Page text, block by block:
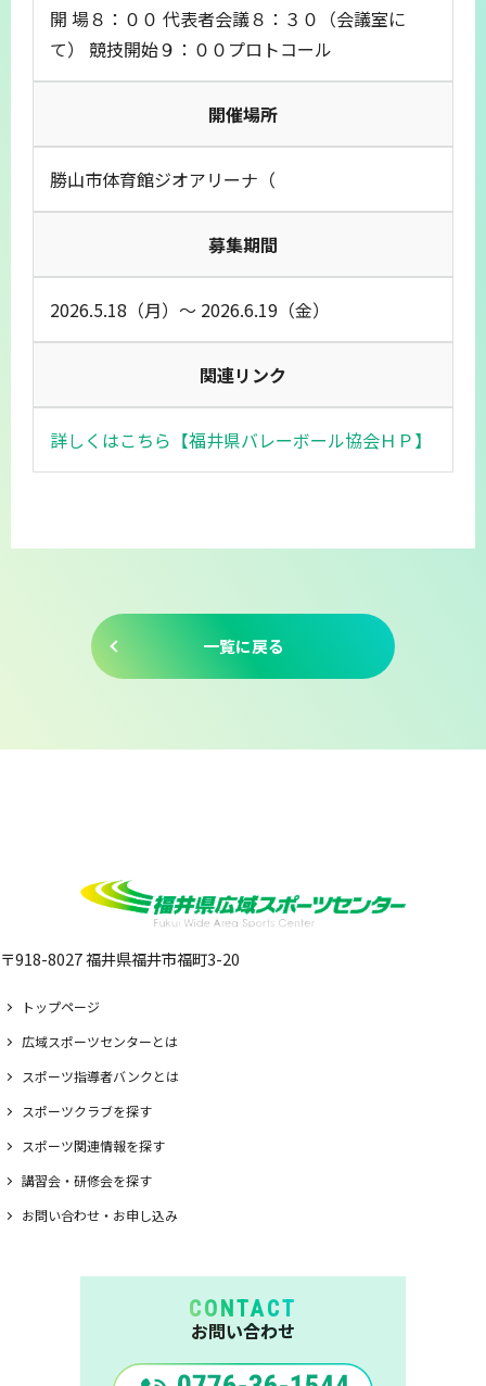
開 場８：００ 代表者会議８：３０（会議室に
て） 競技開始９：００プロトコール
開催場所
勝山市体育館ジオアリーナ（
募集期間
2026.5.18（月）～ 2026.6.19（金）
関連リンク
詳しくはこちら【福井県バレーボール協会ＨＰ】
一覧に戻る
〒918-8027 福井県福井市福町3-20
トップページ
広域スポーツセンターとは
スポーツ指導者バンクとは
スポーツクラブを探す
スポーツ関連情報を探す
講習会・研修会を探す
お問い合わせ・お申し込み
CONTACT
お問い合わせ